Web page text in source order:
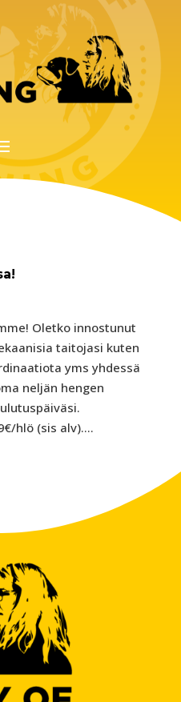
Oletko innostunut
taitojasi kuten
yms yhdessä
neljän hengen
hlö (sis alv)....